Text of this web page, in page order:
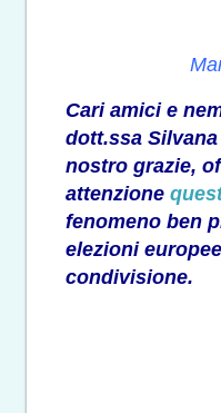
Cari amici e
dott.ssa
nostro grazie,
attenzione
fenomeno ben
elezioni
condivisione.